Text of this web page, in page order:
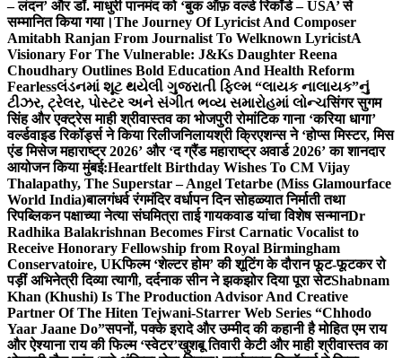
– लंदन’ और डॉ. माधुरी पानमंद को ‘बुक ऑफ़ वर्ल्ड रिकॉर्ड – USA’ से
सम्मानित किया गया।The Journey Of Lyricist And Composer
Amitabh Ranjan From Journalist To Welknown LyricistA
Visionary For The Vulnerable: J&Ks Daughter Reena
Choudhary Outlines Bold Education And Health Reform
Fearlessલંડનમાં શૂટ થયેલી ગુજરાતી ફિલ્મ “લાયક નાલાયક”નું
ટીઝર, ટ્રેલર, પોસ્ટર અને સંગીત ભવ્ય સમારોહમાં લોન્ચसिंगर सुगम
सिंह और एक्ट्रेस माही श्रीवास्तव का भोजपुरी रोमांटिक गाना ‘करिया धागा’
वर्ल्डवाइड रिकॉर्ड्स ने किया रिलीजनिलायश्री क्रिएशन्स ने ‘होप्स मिस्टर, मिस
एंड मिसेज महाराष्ट्र 2026’ और ‘द ग्रैंड महाराष्ट्र अवार्ड 2026’ का शानदार
आयोजन किया मुंबई:Heartfelt Birthday Wishes To CM Vijay
Thalapathy, The Superstar – Angel Tetarbe (Miss Glamourface
World India)बालगंधर्व रंगमंदिर वर्धापन दिन सोहळ्यात निर्माती तथा
रिपब्लिकन पक्षाच्या नेत्या संघमित्रा ताई गायकवाड यांचा विशेष सन्मानDr
Radhika Balakrishnan Becomes First Carnatic Vocalist to
Receive Honorary Fellowship from Royal Birmingham
Conservatoire, UKफिल्म ‘शेल्टर होम’ की शूटिंग के दौरान फूट-फूटकर रो
पड़ीं अभिनेत्री दिव्या त्यागी, दर्दनाक सीन ने झकझोर दिया पूरा सेटShabnam
Khan (Khushi) Is The Production Advisor And Creative
Partner Of The Hiten Tejwani-Starrer Web Series “Chhodo
Yaar Jaane Do”सपनों, पक्के इरादे और उम्मीद की कहानी है मोहित एम राय
और ऐश्याना राय की फिल्म ‘स्वेटर’खुशबू तिवारी केटी और माही श्रीवास्तव का